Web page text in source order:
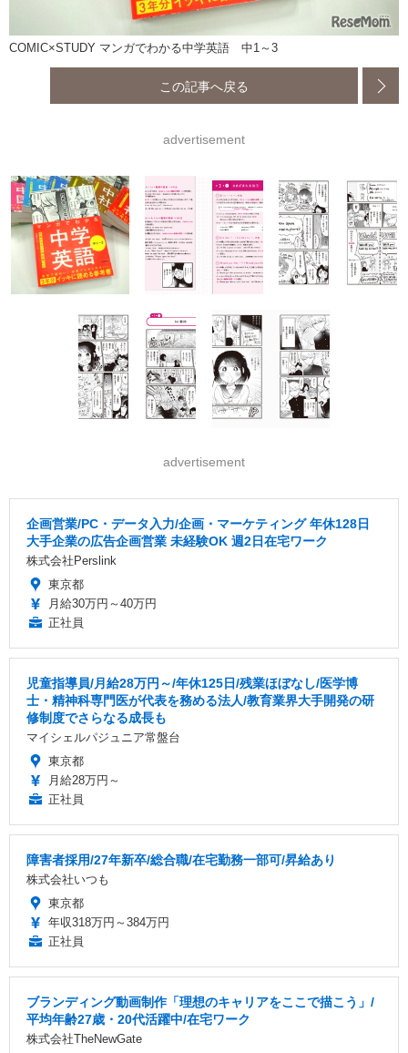
COMIC×STUDY マンガでわかる中学英語 中1～3
この記事へ戻る
advertisement
advertisement
企画営業/PC・データ入力/企画・マーケティング 年休128日
大手企業の広告企画営業 未経験OK 週2日在宅ワーク
株式会社Perslink
東京都
月給30万円～40万円
正社員
児童指導員/月給28万円～/年休125日/残業ほぼなし/医学博
士・精神科専門医が代表を務める法人/教育業界大手開発の研
修制度でさらなる成長も
マイシェルパジュニア常盤台
東京都
月給28万円～
正社員
障害者採用/27年新卒/総合職/在宅勤務一部可/昇給あり
株式会社いつも
東京都
年収318万円～384万円
正社員
ブランディング動画制作「理想のキャリアをここで描こう」/
平均年齢27歳・20代活躍中/在宅ワーク
株式会社TheNewGate